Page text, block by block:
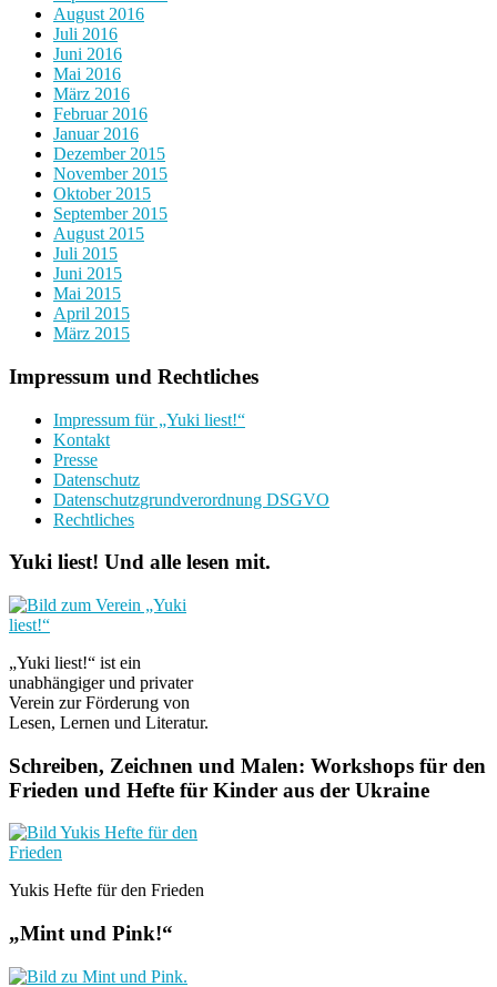
August 2016
Juli 2016
Juni 2016
Mai 2016
März 2016
Februar 2016
Januar 2016
Dezember 2015
November 2015
Oktober 2015
September 2015
August 2015
Juli 2015
Juni 2015
Mai 2015
April 2015
März 2015
Impressum und Rechtliches
Impressum für „Yuki liest!“
Kontakt
Presse
Datenschutz
Datenschutzgrundverordnung DSGVO
Rechtliches
Yuki liest! Und alle lesen mit.
„Yuki liest!“ ist ein
unabhängiger und privater
Verein zur Förderung von
Lesen, Lernen und Literatur.
Schreiben, Zeichnen und Malen: Workshops für den
Frieden und Hefte für Kinder aus der Ukraine
Yukis Hefte für den Frieden
„Mint und Pink!“